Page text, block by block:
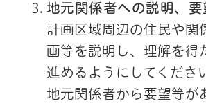
地元関係者への説明、
計画区域周辺の住民や関
画等を説明し、理解を得
進めるようにしてくださ
地元関係者から要望等が